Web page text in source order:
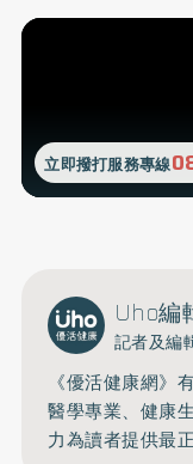
立即撥打服務專線
Uho編
記者及編
《優活健康網》
醫學專業、健康
力為讀者提供最